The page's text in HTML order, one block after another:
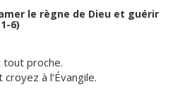
le règne de Dieu et guérir
6)
tout proche.
à l’Évangile.